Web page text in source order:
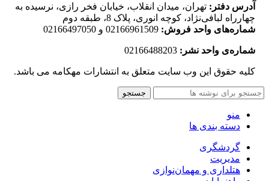
آدرس دفتر: تهران، میدان انقلاب، خیابان فخر رازی، نرسیده به
چهارراه لبافی‌نژاد، کوچه انوری، پلاک 8، طبقه دوم
شماره‌های واحد فروش: 02166961509 و 02166497050
شماره‌‌ی واحد نشر:
کلیه حقوق این وب سایت متعلق به انتشارات مهکامه می باشد.
جستجو
منو
دسته بندی ها
گردشگری
مدیریت
هتلداری و مهمان‌نوازی